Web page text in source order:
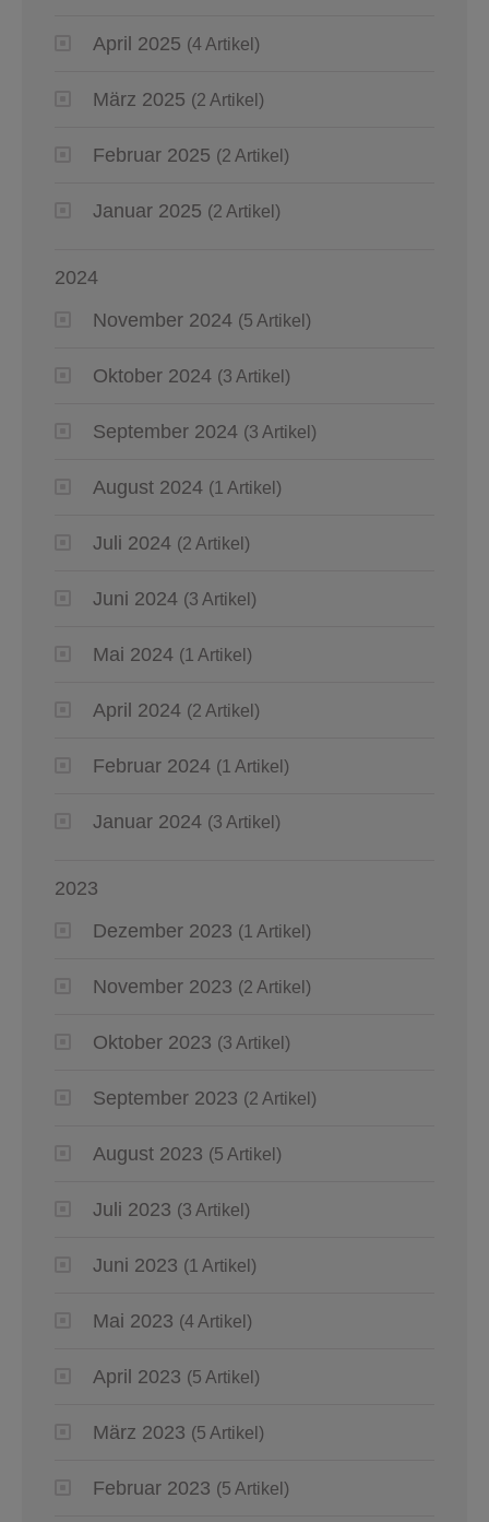
April 2025 (4 Artikel)
März 2025 (2 Artikel)
Februar 2025 (2 Artikel)
Januar 2025 (2 Artikel)
2024
November 2024 (5 Artikel)
Oktober 2024 (3 Artikel)
September 2024 (3 Artikel)
August 2024 (1 Artikel)
Juli 2024 (2 Artikel)
Juni 2024 (3 Artikel)
Mai 2024 (1 Artikel)
April 2024 (2 Artikel)
Februar 2024 (1 Artikel)
Januar 2024 (3 Artikel)
2023
Dezember 2023 (1 Artikel)
November 2023 (2 Artikel)
Oktober 2023 (3 Artikel)
September 2023 (2 Artikel)
August 2023 (5 Artikel)
Juli 2023 (3 Artikel)
Juni 2023 (1 Artikel)
Mai 2023 (4 Artikel)
April 2023 (5 Artikel)
März 2023 (5 Artikel)
Februar 2023 (5 Artikel)